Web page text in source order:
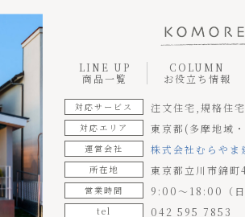
LINE UP
商品一覧
COLUMN
お役立ち情報
対応サービス 注文住宅,規格住
対応エリア 東京都(多摩地域
運営会社 株式会社むらやま
所在地 東京都立川市錦
営業時間 9:00～18:00（日
tel 042 595 7853